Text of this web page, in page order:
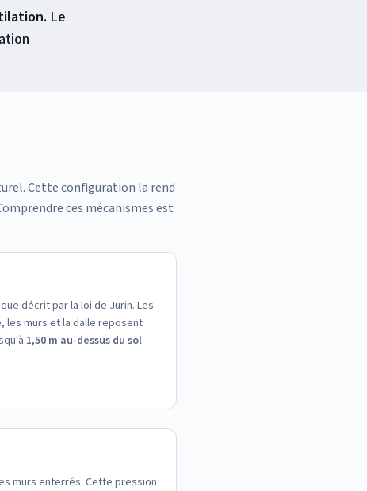
Le
Cette configuration la rend
ces mécanismes est
décrit par la loi de Jurin. Les
les murs et la dalle reposent
1,50 m au-dessus du sol
murs enterrés. Cette pression